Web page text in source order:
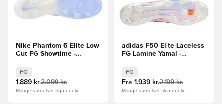
Nike Phantom 6 Elite Low
Cut FG Showtime -
FG
1.889 kr.2.099 kr.
Mange størrelser tilgængelig
adidas F50 Elite Laceless
FG Lamine Yamal -
FG
Fra 1.939 kr.2.199 kr.
Mange størrelser tilgængelig